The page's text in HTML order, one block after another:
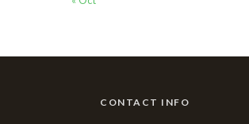
CONTACT INFO